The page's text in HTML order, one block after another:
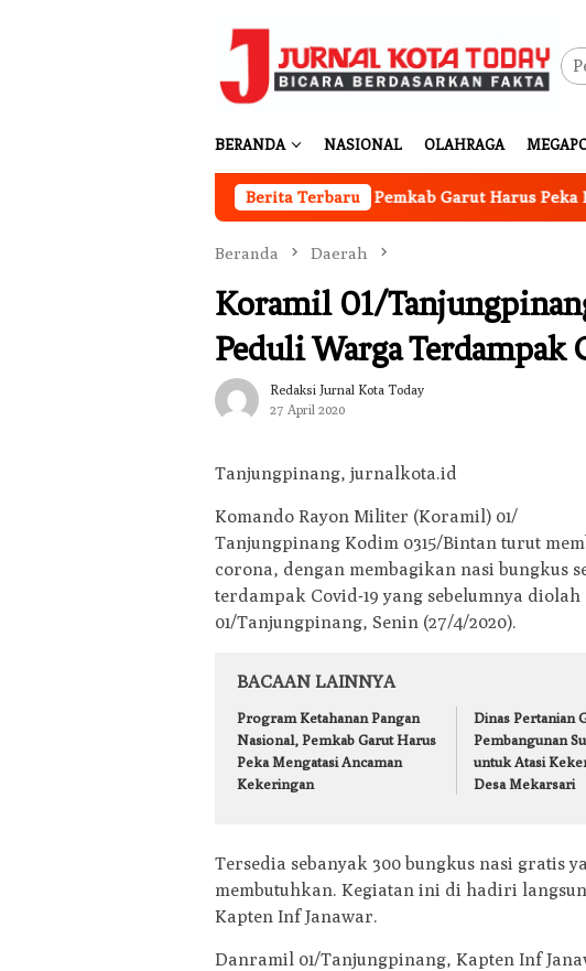
BERANDA NASIONAL OLAHRAGA
Berita Terbaru
Program Ketahanan Pangan Nasional, Pemkab Garut Harus Peka
Beranda Daerah
Koramil 01/
Peduli Warga Terdampak
Redaksi Jurnal Kota Today
27 April 2020
Tanjungpinang, jurnalkota.id
Komando Rayon Militer (Koramil) 01/
Tanjungpinang Kodim 0315/Bintan turut
corona, dengan membagikan nasi bungkus
terdampak Covid-19 yang sebelumnya
01/Tanjungpinang, Senin (27/4/2020).
BACAAN LAINNYA
Program Ketahanan Pangan
Nasional, Pemkab Garut Harus
Peka Mengatasi Ancaman
Kekeringan
Dinas Pertanian
Pembangunan
untuk Atasi
Desa Mekarsari
Tersedia sebanyak 300 bungkus nasi gratis
membutuhkan. Kegiatan ini di hadiri
Kapten Inf Janawar.
Danramil 01/Tanjungpinang, Kapten Inf